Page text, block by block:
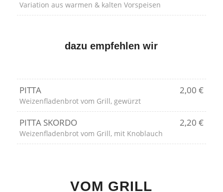
Variation aus warmen & kalten Vorspeisen
dazu empfehlen wir
PITTA 2,00 €
Weizenfladenbrot vom Grill, gewürzt
PITTA SKORDO 2,20 €
Weizenfladenbrot vom Grill, mit Knoblauch
VOM GRILL